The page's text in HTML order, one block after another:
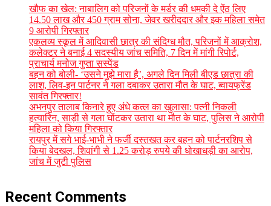
खौफ का खेल: नाबालिग को परिजनों के मर्डर की धमकी दे ऐंठ लिए
14.50 लाख और 450 ग्राम सोना, जेवर खरीददार और इक महिला समेत
9 आरोपी गिरफ्तार
एकलव्य स्कूल में आदिवासी छात्र की संदिग्ध मौत, परिजनों में आक्रोश,
कलेक्टर ने बनाई 4 सदस्यीय जांच समिति, 7 दिन में मांगी रिपोर्ट,
प्राचार्य मनोज गुप्ता सस्पेंड
बहन को बोली- ‘उसने मुझे मारा है’, अगले दिन मिली बीएड छात्रा की
लाश, लिव-इन पार्टनर ने गला दबाकर उतारा मौत के घाट, ब्वायफ्रेंड
सावंत गिरफ्तार!
अभनपुर तालाब किनारे हुए अंधे कत्ल का खुलासा: पत्नी निकली
हत्यारिन, साड़ी से गला घोंटकर उतारा था मौत के घाट, पुलिस ने आरोपी
महिला को किया गिरफ्तार
रायपुर में सगे भाई-भाभी ने फर्जी दस्तखत कर बहन को पार्टनरशिप से
किया बेदखल, शिवांगी से 1.25 करोड़ रुपये की धोखाधड़ी का आरोप,
जांच में जुटी पुलिस
Recent Comments